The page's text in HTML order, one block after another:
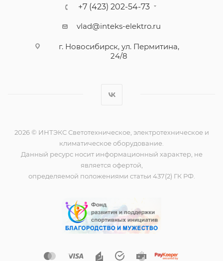
+7 (423) 202-54-73
vlad@inteks-elektro.ru
г. Новосибирск, ул. Пермитина,
24/8
2026 © ИНТЭКС Светотехническое, электротехническое и
климатическое оборудование.
Данный ресурс носит информационный характер, не
является офертой,
определяемой положениями статьи 437(2) ГК РФ.